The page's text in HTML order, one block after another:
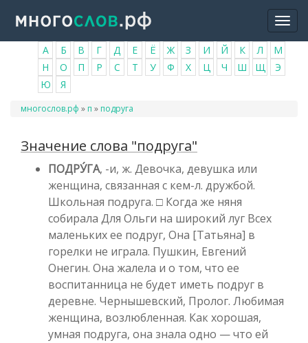
основному
содержанию
А Б В Г Д Е Ё Ж З И Й К Л
М
Н
О П Р С Т У Ф Х Ц Ч Ш Щ
Э
Ю
Я
Вы
многослов.рф » п » подруга
Значение слова "подруга"
ПОДРУ́ГА, -и, ж. Девочка, девушка или
женщина, связанная с кем-л. дружбой.
Школьная подруга. □ Когда же няня
собирала Для Ольги на широкий луг Всех
маленьких ее подруг, Она [Татьяна] в
горелки не играла. Пушкин, Евгений
Онегин. Она жалела и о том, что ее
воспитанница не будет иметь подруг в
деревне. Чернышевский, Пролог. Любимая
женщина, возлюбленная. Как хорошая,
умная подруга, она знала одно — что ей